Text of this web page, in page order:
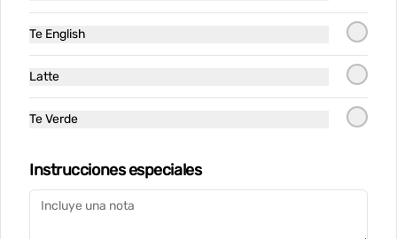
Términos y condiciones
Política de privacidad
Redes sociales
Mi cuenta
Te English
Latte
Te Verde
Instrucciones especiales